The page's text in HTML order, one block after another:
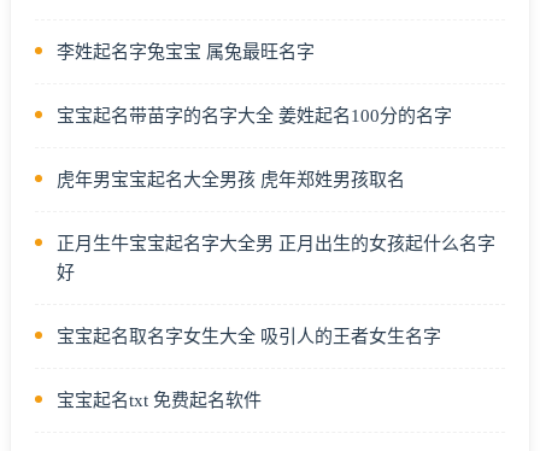
李姓起名字兔宝宝 属兔最旺名字
宝宝起名带苗字的名字大全 姜姓起名100分的名字
虎年男宝宝起名大全男孩 虎年郑姓男孩取名
正月生牛宝宝起名字大全男 正月出生的女孩起什么名字
好
宝宝起名取名字女生大全 吸引人的王者女生名字
宝宝起名txt 免费起名软件